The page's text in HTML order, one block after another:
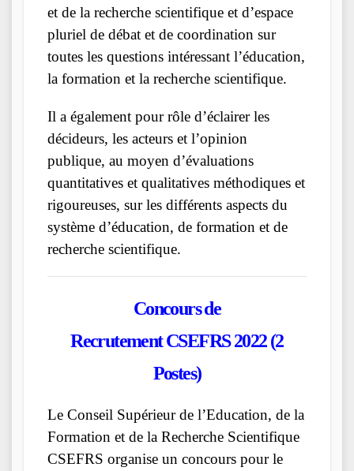
et de la recherche scientifique et d’espace
pluriel de débat et de coordination sur
toutes les questions intéressant l’éducation,
la formation et la recherche scientifique.
Il a également pour rôle d’éclairer les
décideurs, les acteurs et l’opinion
publique, au moyen d’évaluations
quantitatives et qualitatives méthodiques et
rigoureuses, sur les différents aspects du
système d’éducation, de formation et de
recherche scientifique.
Concours de
RecrutementCSEFRS2022 (2
Postes)
Le Conseil Supérieur de l’Education, de la
Formation et de la Recherche Scientifique
CSEFRS organise un concours pour le